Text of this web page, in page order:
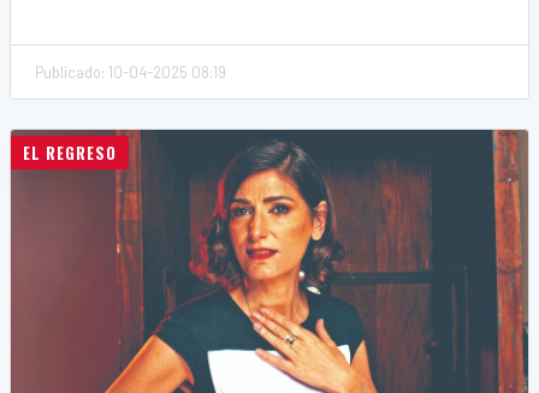
Publicado: 10-04-2025 08:19
EL REGRESO